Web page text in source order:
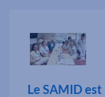
Le SAMID est